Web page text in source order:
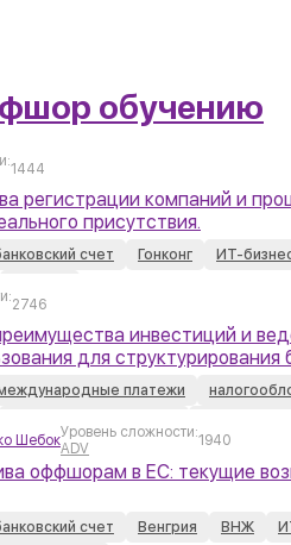
обучению
1444
регистрации компаний и
присутствия.
счет Гонконг ИТ-
2746
инвестиций и
для структурирования
платежи
ШебокУровень сложности:
ADV
1940
оффшорам в ЕС: текущие
счет Венгрия ВНЖ